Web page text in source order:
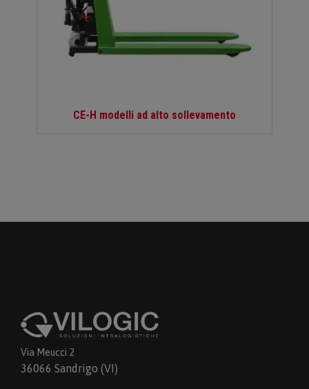
CE-H modelli ad alto sollevamento
Via Meucci 2
36066 Sandrigo (VI)